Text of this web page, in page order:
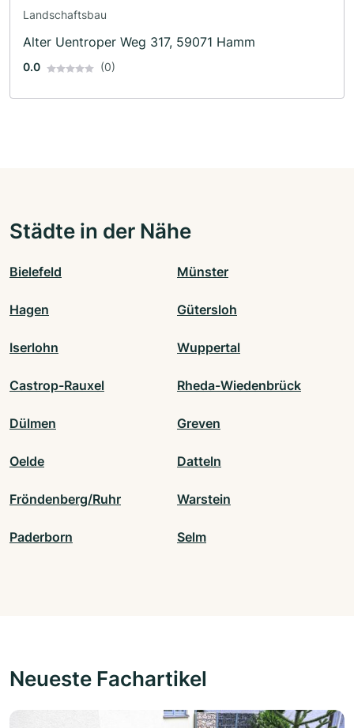
Landschaftsbau
Alter Uentroper Weg 317, 59071 Hamm
0.0 (0)
Städte in der Nähe
Bielefeld Münster
Hagen Gütersloh
Iserlohn Wuppertal
Castrop-Rauxel Rheda-Wiedenbrück
Dülmen Greven
Oelde Datteln
Fröndenberg/Ruhr Warstein
Paderborn Selm
Neueste Fachartikel